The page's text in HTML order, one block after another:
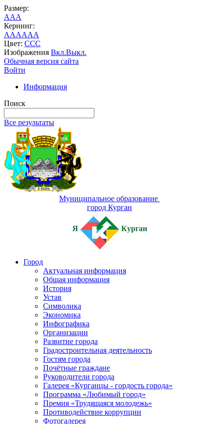
Размер:
AAA
Кернинг:
AAAAAA
Цвет: CCC
Изображения Вкл.Выкл.
Обычная версия сайта
Войти
Информация
Поиск
Все результаты
Муниципальное образование
город Курган
Я Курган
Город
Актуальная информация
Общая информация
История
Устав
Символика
Экономика
Инфографика
Организации
Развитие города
Градостроительная деятельность
Гостям города
Почётные граждане
Руководители города
Галерея «Курганцы - гордость города»
Программа «Любимый город»
Премия «Трудящаяся молодежь»
Противодействие коррупции
Фотогалерея